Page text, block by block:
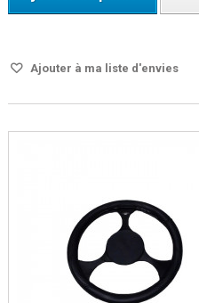
Ajouter à ma liste d'envies